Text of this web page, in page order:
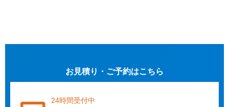
お見積り・ご予約はこちら
24時間受付中